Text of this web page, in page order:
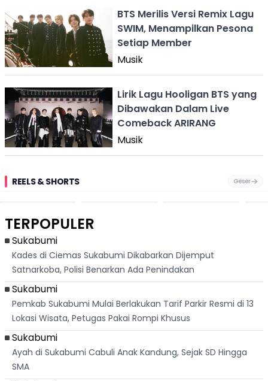
BTS Merilis Versi Remix Lagu
SWIM, Menampilkan Pesona
Setiap Member
Musik
Lirik Lagu Hooligan BTS yang
Dibawakan Dalam Live
Comeback ARIRANG
Musik
REELS & SHORTS Geser
Pantai
Cikembang,
Dari
Palabuhanratu
TERPOPULER
Sukabumi
Kades di Ciemas Sukabumi Dikabarkan Dijemput
Satnarkoba, Polisi Benarkan Ada Penindakan
Sukabumi
Pemkab Sukabumi Mulai Berlakukan Tarif Parkir Resmi di 13
Lokasi Wisata, Petugas Pakai Rompi Khusus
Sukabumi
Ayah di Sukabumi Cabuli Anak Kandung, Sejak SD Hingga
SMA